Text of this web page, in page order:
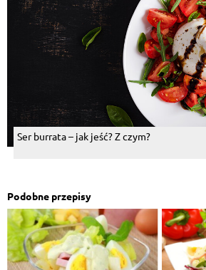
Ser burrata – jak jeść? Z czym?
Podobne przepisy